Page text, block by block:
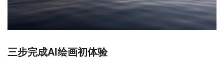
三步完成AI绘画初体验